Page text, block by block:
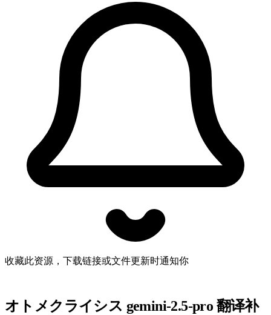
收藏此资源，下载链接或文件更新时通知你
オトメクライシス gemini-2.5-pro 翻译补